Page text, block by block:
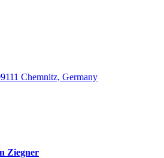
Chemnitz, Germany
Ziegner